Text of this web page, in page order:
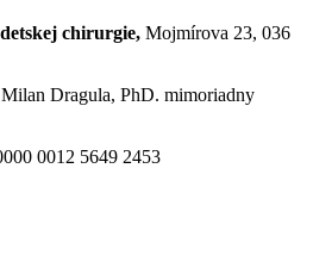
chirurgie, Mojmírova 23, 036
Dragula, PhD. mimoriadny
0012 5649 2453